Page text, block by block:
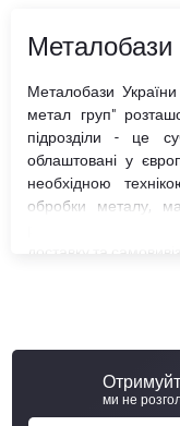
Металобази
Металобази
метал груп"
підрозділи - це
облаштовані у
необхідною
обробки металу,
розширені зони
доставку та самовивіз.
категорій
провідних
ми не